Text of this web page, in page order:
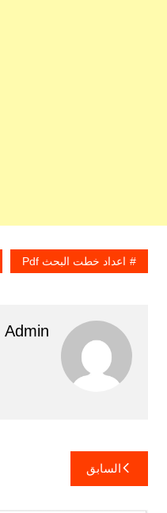
اعداد خطت البحث Pdf
Admin
تصفّح
المقالات
السابق